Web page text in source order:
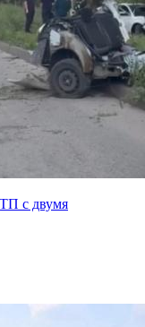
с двумя